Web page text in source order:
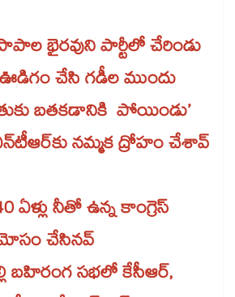
భైరవుని పార్టీలో చేరిండు
చేసి గడీల ముందు
బతకడానికి పోయిండు’
నమ్మక ద్రోహం చేశావ్​
ఏళ్లు నీతో ఉన్న కాంగ్రెస్​
మోసం చేసినవ్​
బహిరంగ సభలో కేసీఆర్,